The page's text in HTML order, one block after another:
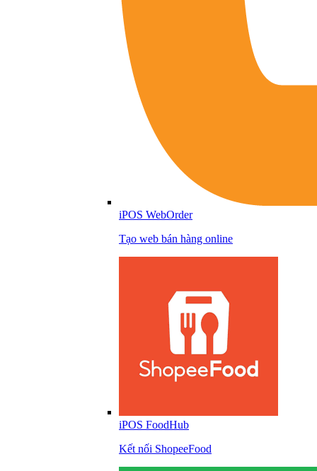
iPOS WebOrder
Tạo web bán hàng online
iPOS FoodHub
Kết nối ShopeeFood